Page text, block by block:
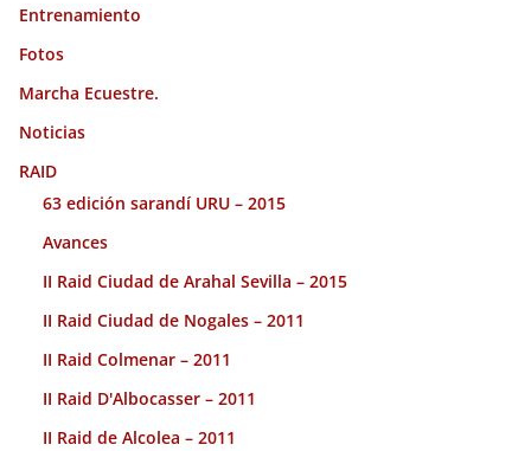
Entrenamiento
Fotos
Marcha Ecuestre.
Noticias
RAID
63 edición sarandí URU – 2015
Avances
II Raid Ciudad de Arahal Sevilla – 2015
II Raid Ciudad de Nogales – 2011
II Raid Colmenar – 2011
II Raid D'Albocasser – 2011
II Raid de Alcolea – 2011